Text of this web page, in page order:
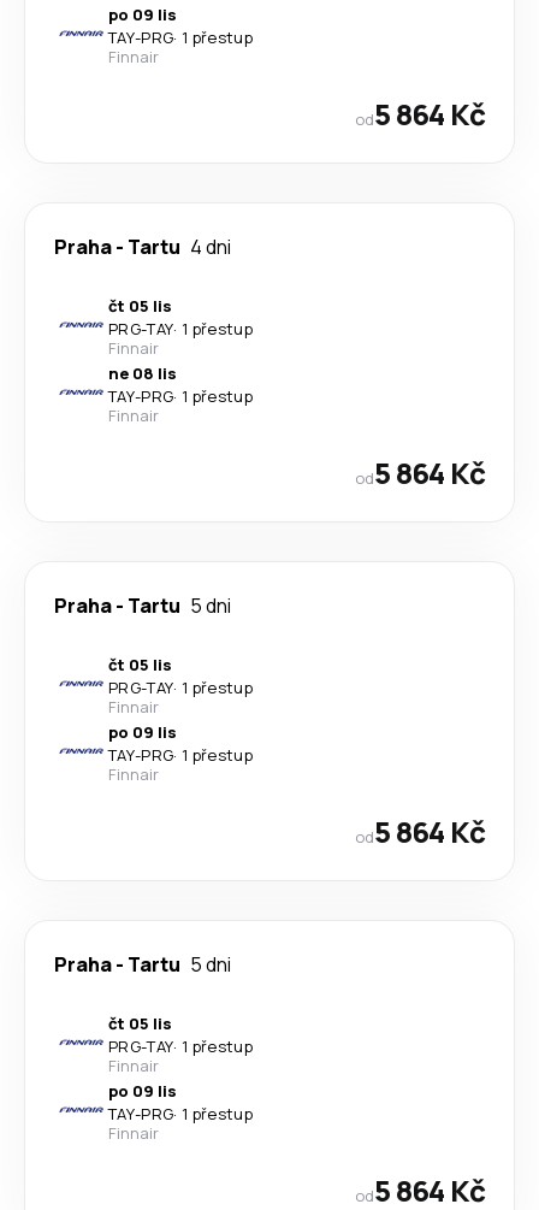
po 09 lis
TAY-PRG· 1 přestup
Finnair
od5 864 Kč
Praha- Tartu 4 dni
čt 05 lis
PRG-TAY· 1 přestup
Finnair
ne 08 lis
TAY-PRG· 1 přestup
Finnair
od5 864 Kč
Praha- Tartu 5 dni
čt 05 lis
PRG-TAY· 1 přestup
Finnair
po 09 lis
TAY-PRG· 1 přestup
Finnair
od5 864 Kč
Praha- Tartu 5 dni
čt 05 lis
PRG-TAY· 1 přestup
Finnair
po 09 lis
TAY-PRG· 1 přestup
Finnair
od5 864 Kč